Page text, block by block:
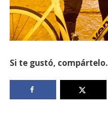
Si te gustó, compártelo.